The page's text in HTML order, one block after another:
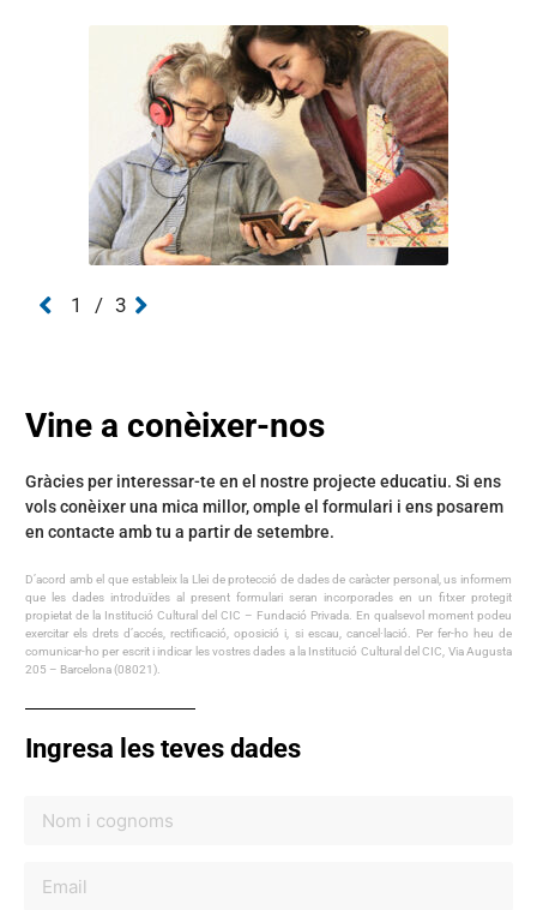
1 / 3
Vine a conèixer-nos
Gràcies per interessar-te en el nostre projecte educatiu. Si ens
vols conèixer una mica millor, omple el formulari i ens posarem
en contacte amb tu a partir de setembre.
D’acord amb el que estableix la Llei de protecció de dades de caràcter personal, us informem
que les dades introduïdes al present formulari seran incorporades en un fitxer protegit
propietat de la Institució Cultural del CIC – Fundació Privada. En qualsevol moment podeu
exercitar els drets d’accés, rectificació, oposició i, si escau, cancel·lació. Per fer-ho heu de
comunicar-ho per escrit i indicar les vostres dades a la Institució Cultural del CIC, Via Augusta
205 – Barcelona (08021).
Ingresa les teves dades